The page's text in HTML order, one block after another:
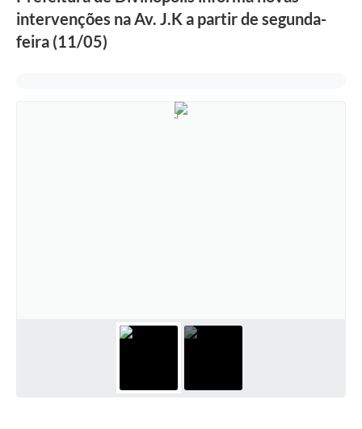
intervenções na Av. J.K a partir de segunda-
feira (11/05)